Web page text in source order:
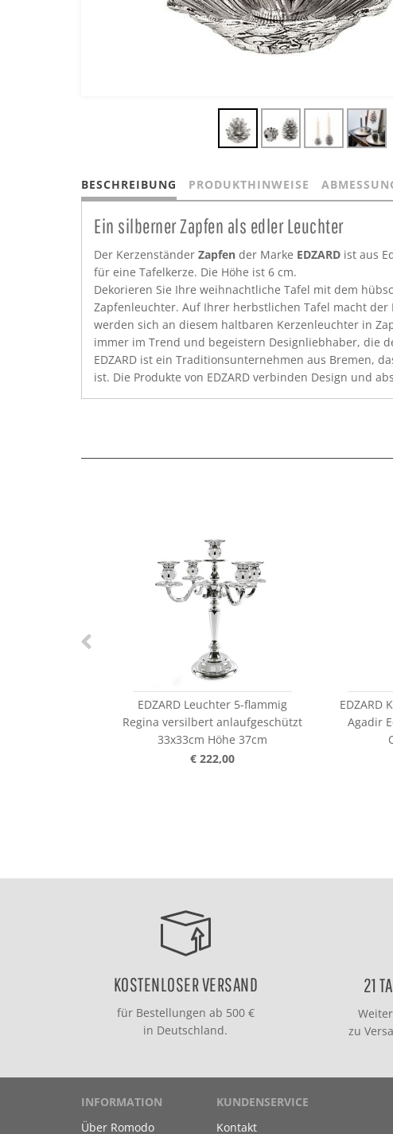
BESCHREIBUNG PRODUKTHINWEISE
Ein silberner Zapfen als edler Leuchter
Der Kerzenständer Zapfen der Marke EDZARD ist aus
für eine Tafelkerze. Die Höhe ist 6 cm.
Dekorieren Sie Ihre weihnachtliche Tafel mit dem
Zapfenleuchter. Auf Ihrer herbstlichen Tafel macht
werden sich an diesem haltbaren Kerzenleuchter in
immer im Trend und begeistern Designliebhaber, die
EDZARD ist ein Traditionsunternehmen aus Bremen,
ist. Die Produkte von EDZARD verbinden Design und
EDZARD Leuchter 5-flammig
Regina versilbert anlaufgeschützt
33x33cm Höhe 37cm
€ 222,00
EDZARD
Agadir
KOSTENLOSER VERSAND
für Bestellungen ab 500 €
in Deutschland.
21
zu
INFORMATION
Über Romodo
KUNDENSERVICE
Kontakt